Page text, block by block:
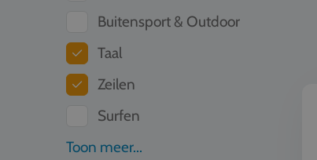
Buitensport & Outdoor
Taal
Zeilen
Surfen
Toon meer...